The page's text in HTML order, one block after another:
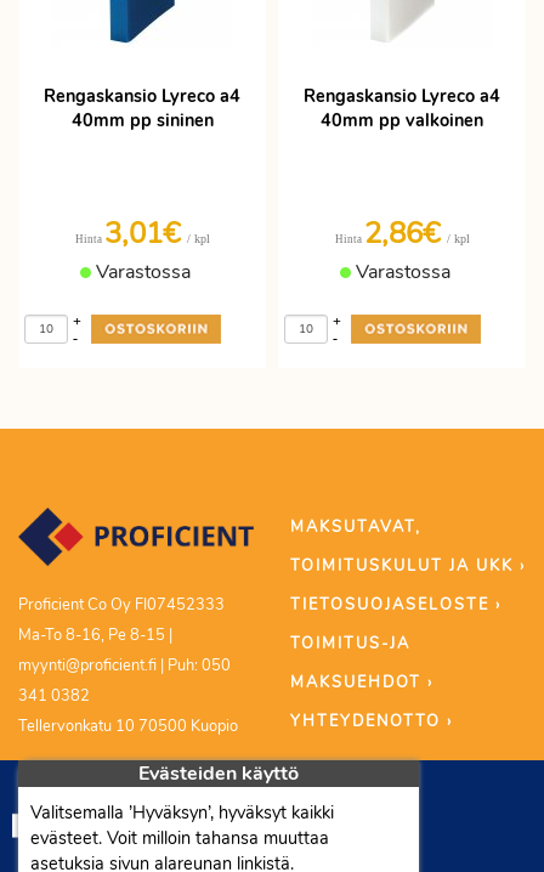
Rengaskansio Lyreco a4
40mm pp sininen
Hinta 3,01€ / kpl
Varastossa
-
+
Rengaskansio Lyreco a4
40mm pp valkoinen
Hinta 2,86€ / kpl
Varastossa
-
+
Proficient Co Oy FI07452333
Ma-To 8-16, Pe 8-15 |
myynti@proficient.fi | Puh: 050
341 0382
Tellervonkatu 10 70500 Kuopio
MAKSUTAVAT,
TOIMITUSKULUT JA UKK ›
TIETOSUOJASELOSTE ›
TOIMITUS-JA
MAKSUEHDOT ›
YHTEYDENOTTO ›
Evästeiden käyttö
Valitsemalla ’Hyväksyn’, hyväksyt kaikki
evästeet. Voit milloin tahansa muuttaa
asetuksia sivun alareunan linkistä.